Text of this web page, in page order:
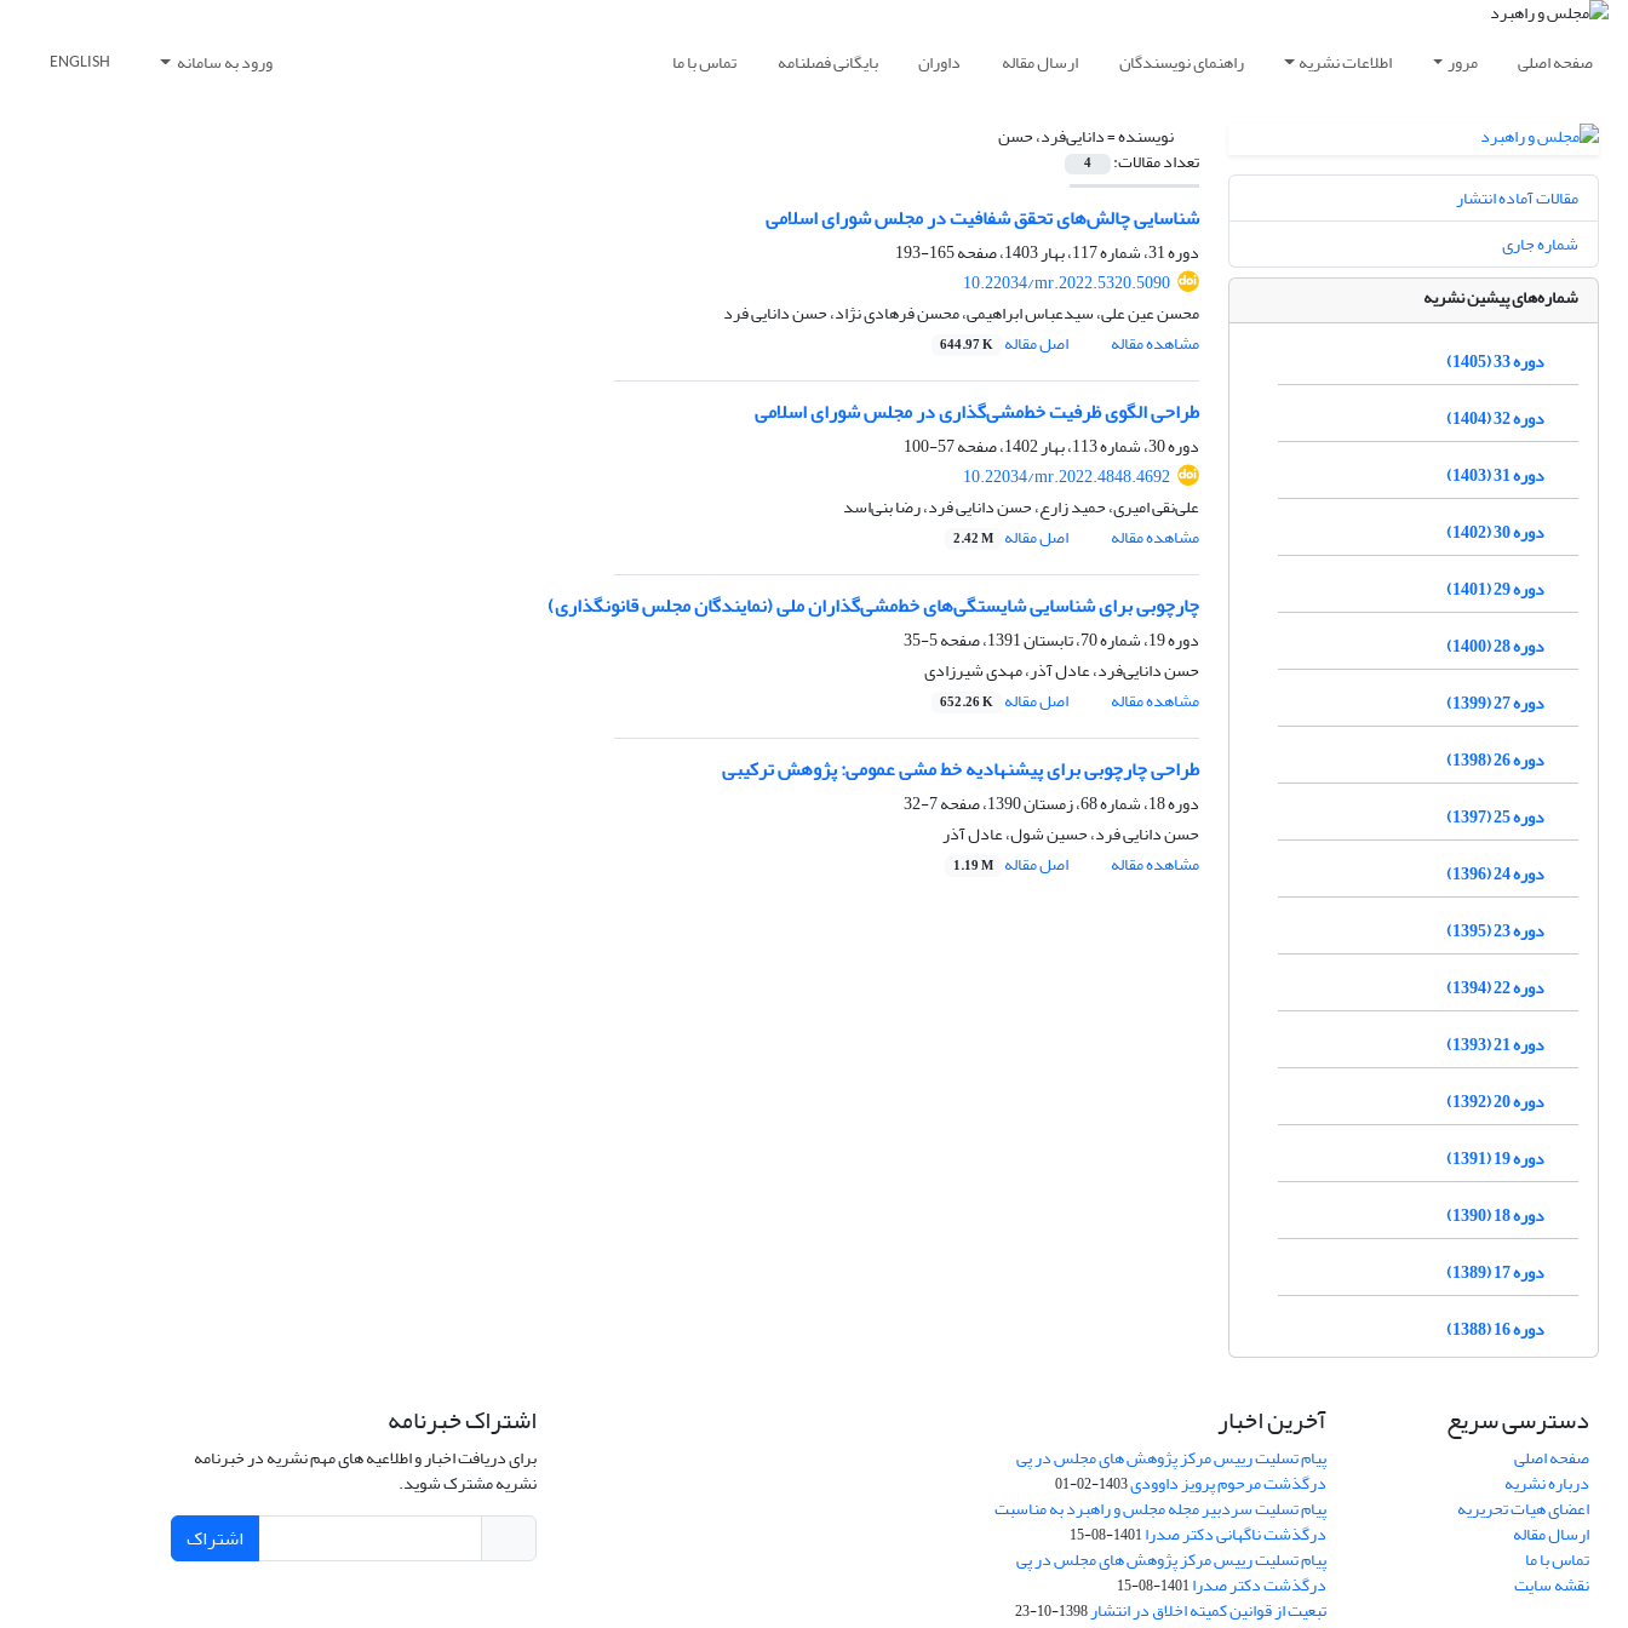
صفحه اصلی مرور اطلاعات نشریه راهنمای نویسندگان ارسال مقاله داوران بایگانی فصلنامه تماس با ما ورود به سامانه ENGLISH
نویسنده =دانایی‌فرد، حسن
تعداد مقالات: 4
شناسایی چالش‌های تحقق شفافیت در مجلس شورای اسلامی
دوره 31، شماره 117، بهار 1403، صفحه
165-193
10.22034/mr.2022.5320.5090
محسن عین علی، سیدعباس ابراهیمی، محسن فرهادی نژاد، حسن دانایی فرد
مشاهده مقاله
اصل مقاله 644.97 K
طراحی الگوی ظرفیت خط‌مشی‌گذاری در مجلس شورای اسلامی
دوره 30، شماره 113، بهار 1402، صفحه
57-100
10.22034/mr.2022.4848.4692
علی‌نقی امیری، حمید زارع، حسن دانایی فرد، رضا بنی‌اسد
مشاهده مقاله
اصل مقاله 2.42 M
چارچوبی برای شناسایی شایستگی‌های خط‌مشی‌گذاران ملی (نمایندگان مجلس قانونگذاری)
دوره 19، شماره 70، تابستان 1391، صفحه
5-35
حسن دانایی‌فرد، عادل آذر، مهدی شیرزادی
مشاهده مقاله
اصل مقاله 652.26 K
طراحی چارچوبی برای پیشنهادیه خط مشی عمومی: پژوهش ترکیبی
دوره 18، شماره 68، زمستان 1390، صفحه
7-32
حسن دانایی فرد، حسین شول، عادل آذر
مشاهده مقاله
اصل مقاله 1.19 M
مقالات آماده انتشار
شماره جاری
شماره‌های پیشین نشریه
دوره 33 (1405)
دوره 32 (1404)
دوره 31 (1403)
دوره 30 (1402)
دوره 29 (1401)
دوره 28 (1400)
دوره 27 (1399)
دوره 26 (1398)
دوره 25 (1397)
دوره 24 (1396)
دوره 23 (1395)
دوره 22 (1394)
دوره 21 (1393)
دوره 20 (1392)
دوره 19 (1391)
دوره 18 (1390)
دوره 17 (1389)
دوره 16 (1388)
دسترسی سریع
صفحه اصلی
درباره نشریه
اعضای هیات تحریریه
ارسال مقاله
تماس با ما
نقشه سایت
آخرین اخبار
پیام تسلیت رییس مرکز پژوهش های مجلس در پی
درگذشت مرحوم پرویز داوودی1403-02-01
پیام تسلیت سردبیر مجله مجلس و راهبرد به مناسبت
درگذشت ناگهانی دکتر صدرا1401-08-15
پیام تسلیت رییس مرکز پژوهش های مجلس در پی
درگذشت دکتر صدرا1401-08-15
تبعیت از قوانین کمیته اخلاق در انتشار1398-10-23
اشتراک خبرنامه
برای دریافت اخبار و اطلاعیه های مهم نشریه در خبرنامه
نشریه مشترک شوید.
اشتراک